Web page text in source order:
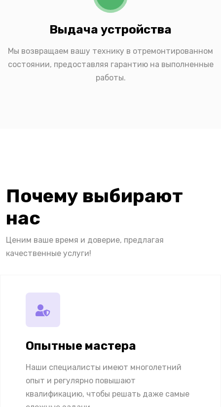
Выдача устройства
Мы возвращаем вашу технику в отремонтированном
состоянии, предоставляя гарантию на выполненные
работы.
Почему выбирают
нас
Ценим ваше время и доверие, предлагая
качественные услуги!
Опытные мастера
Наши специалисты имеют многолетний
опыт и регулярно повышают
квалификацию, чтобы решать даже самые